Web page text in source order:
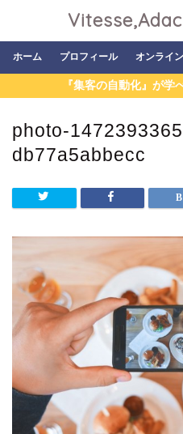
ホーム プロフィール オンライ
『集客の自動化』が学
photo-
db77a5abbecc